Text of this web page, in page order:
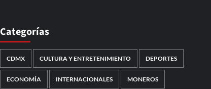
Categorías
CDMX CULTURA Y ENTRETENIMIENTO DEPORTES
ECONOMÍA INTERNACIONALES MONEROS